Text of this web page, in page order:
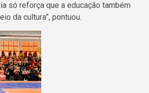
só reforça que a educação também
da cultura”, pontuou.